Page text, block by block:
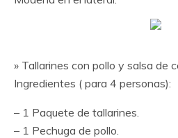
» Tallarines con pollo y salsa de
Ingredientes ( para 4 personas):
– 1 Paquete de tallarines.
– 1 Pechuga de pollo.